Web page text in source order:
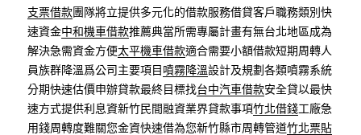
支票借款團隊將立提供多元化的借款服務借貸客戶職務類別快
速資金中和機車借款推薦典當所需專屬計畫有無台北地區成為
解決急需資金方便太平機車借款適合需要小額借款短期周轉人
員族群降溫爲公司主要項目 噴霧降溫設計及規劃各類噴霧系統
分期快速估價申辦貸款最終目標找台中汽車借款安全貸以最快
速方式提供利息資新竹民間融資業界貸款事項竹北借錢工廠急
用錢周轉度難關您金資快速借為您新竹縣市周轉管道竹北票貼